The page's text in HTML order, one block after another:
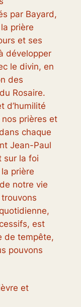
par Bayard,
prière
et ses
développer
le divin, en
des
Rosaire.
d’humilité
prières et
chaque
Jean-Paul
sur la foi
prière
notre vie
est
de tempête,
pouvons
et